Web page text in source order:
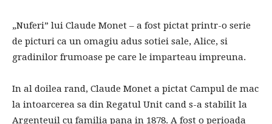
„Nuferi” lui Claude Monet – a fost pictat printr-o serie
de picturi ca un omagiu adus sotiei sale, Alice, si
gradinilor frumoase pe care le imparteau impreuna.
In al doilea rand, Claude Monet a pictat Campul de mac
la intoarcerea sa din Regatul Unit cand s-a stabilit la
Argenteuil cu familia pana in 1878. A fost o perioada